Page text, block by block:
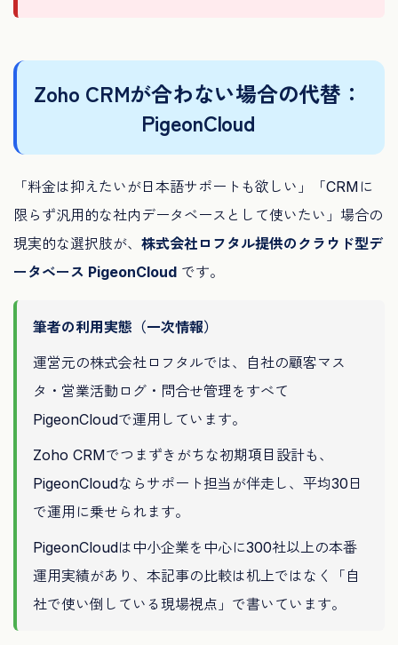
Zoho CRMが合わない場合の代替：
PigeonCloud
「料金は抑えたいが日本語サポートも欲しい」「CRMに
限らず汎用的な社内データベースとして使いたい」場合の
現実的な選択肢が、 株式会社ロフタル提供のクラウド型デ
ータベース PigeonCloud です。
筆者の利用実態（一次情報）
運営元の株式会社ロフタルでは、自社の顧客マス
タ・営業活動ログ・問合せ管理をすべて
PigeonCloudで運用しています。
Zoho CRMでつまずきがちな初期項目設計も、
PigeonCloudならサポート担当が伴走し、平均30日
で運用に乗せられます。
PigeonCloudは中小企業を中心に300社以上の本番
運用実績があり、本記事の比較は机上ではなく「自
社で使い倒している現場視点」で書いています。